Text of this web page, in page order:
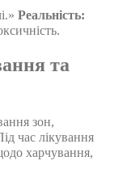
Реальність:
та
зон,
час лікування
харчування,